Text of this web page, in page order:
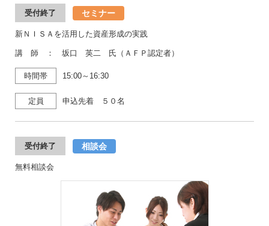
受付終了 セミナー
新ＮＩＳＡを活用した資産形成の実践
講 師 ： 坂口 英二 氏（ＡＦＰ認定者）
時間帯 15:00～16:30
定員 申込先着 ５０名
受付終了 相談会
無料相談会